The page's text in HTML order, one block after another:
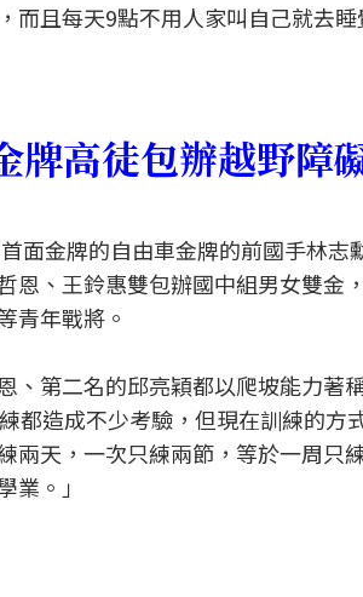
且每天9點不用人家叫自己就去睡
牌高徒包辦越野障
面金牌的自由車金牌的前國手林
恩、王鈴惠雙包辦國中組男女雙金
青年戰將。
、第二名的邱亮穎都以爬坡能力著
都造成不少考驗，但現在訓練的方
兩天，一次只練兩節，等於一周只
業。」